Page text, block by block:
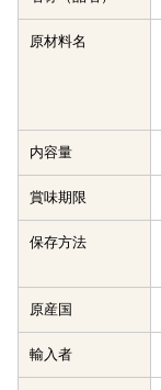
原材料名
内容量
賞味期限
保存方法
原産国
輸入者